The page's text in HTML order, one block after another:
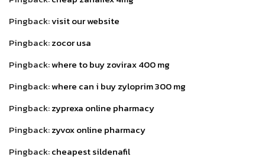
Pingback:visit our website
Pingback:zocor usa
Pingback:where to buy zovirax 400 mg
Pingback:where can i buy zyloprim 300 mg
Pingback:zyprexa online pharmacy
Pingback:zyvox online pharmacy
Pingback:cheapest sildenafil